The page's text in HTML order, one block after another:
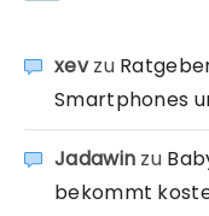
xevzu
Smartphones
Jadawin zu
bekommt